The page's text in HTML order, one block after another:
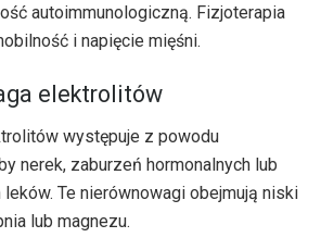
autoimmunologiczną. Fizjoterapia
i napięcie mięśni.
elektrolitów
występuje z powodu
nerek, zaburzeń hormonalnych lub
Te nierównowagi obejmują niski
lub magnezu.